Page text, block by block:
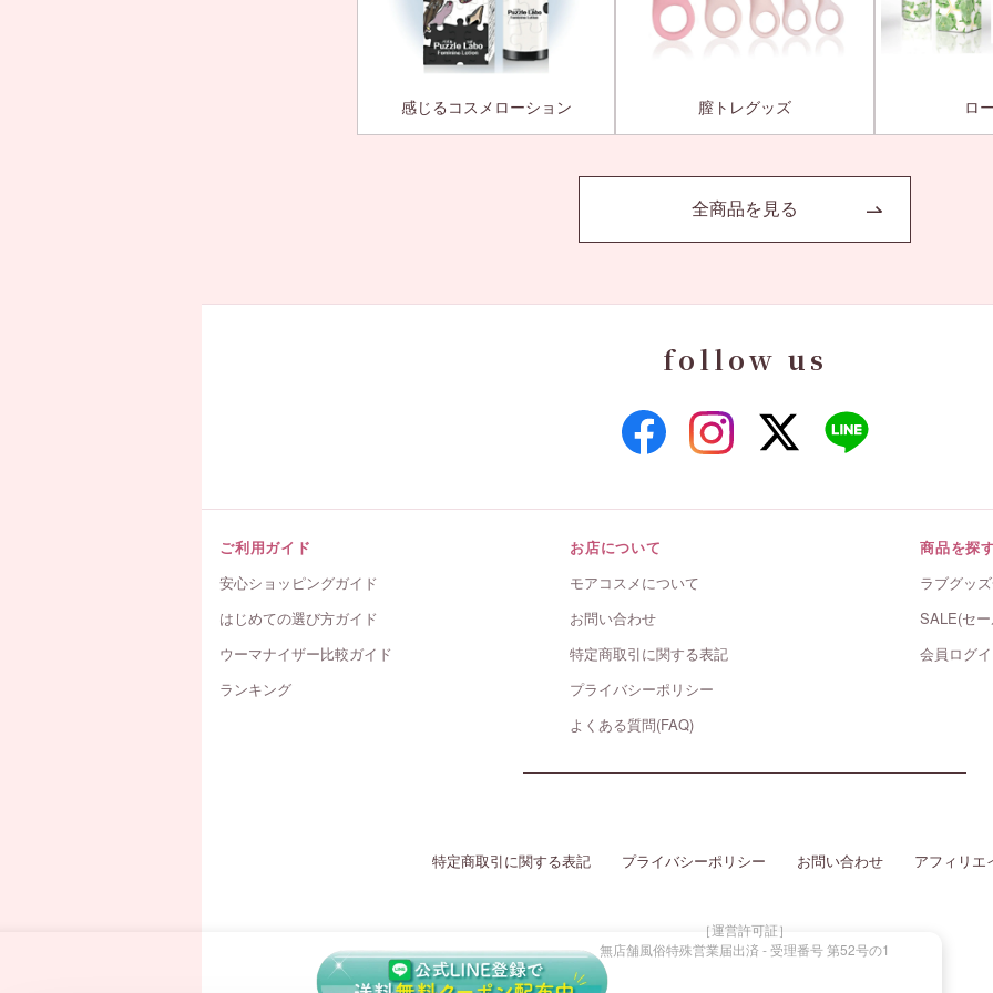
感じるコスメローション 膣トレグッズ ロ
全商品を見る
follow us
ご利用ガイド
安心ショッピングガイド
はじめての選び方ガイド
ウーマナイザー比較ガイド
ランキング
お店について
モアコスメについて
お問い合わせ
特定商取引に関する表記
プライバシーポリシー
よくある質問(FAQ)
商品を探
ラブグッ
SALE(セ
会員ログ
特定商取引に関する表記 プライバシーポリシー お問い合わせ アフィリエ
［運営許可証］
無店舗風俗特殊営業届出済 - 受理番号 第52号の1